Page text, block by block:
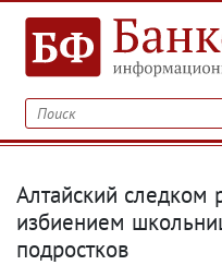
Алтайский следком
избиением
подростков